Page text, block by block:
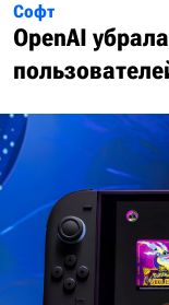
Софт
OpenAI